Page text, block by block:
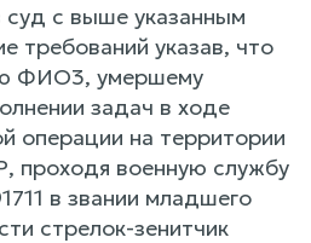
с выше указанным
требований указав, что
ФИО3, умершему
задач в ходе
операции на территории
проходя военную службу
в звании младшего
стрелок-зенитчик